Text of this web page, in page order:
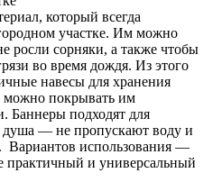
который всегда
участке. Им можно
росли сорняки, а также чтобы
во время дождя. Из этого
навесы для хранения
можно покрывать им
Баннеры подходят для
душа — не пропускают воду и
Вариантов использования —
практичный и универсальный